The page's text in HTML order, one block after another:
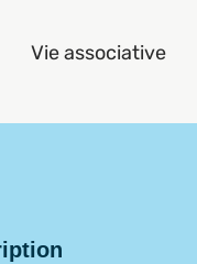
Vie associative